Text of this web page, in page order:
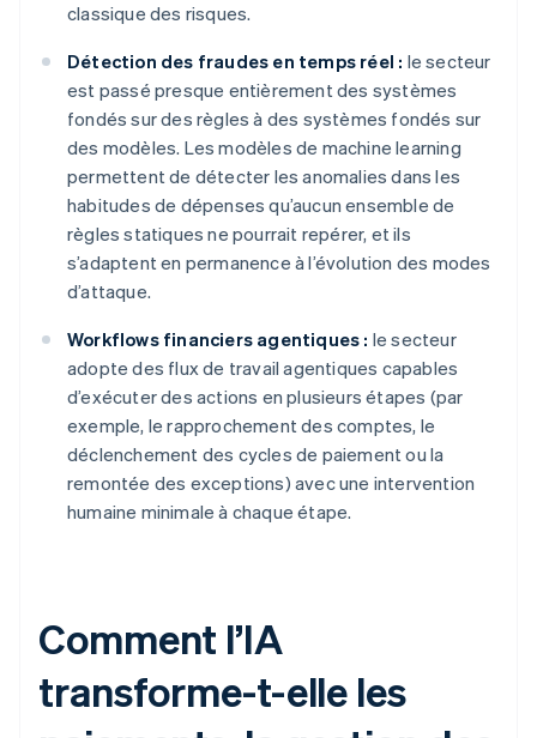
classique des risques.
Détection des fraudes en temps réel : le secteur
est passé presque entièrement des systèmes
fondés sur des règles à des systèmes fondés sur
des modèles. Les modèles de machine learning
permettent de détecter les anomalies dans les
habitudes de dépenses qu’aucun ensemble de
règles statiques ne pourrait repérer, et ils
s’adaptent en permanence à l’évolution des modes
d’attaque.
Workflows financiers agentiques : le secteur
adopte des flux de travail agentiques capables
d’exécuter des actions en plusieurs étapes (par
exemple, le rapprochement des comptes, le
déclenchement des cycles de paiement ou la
remontée des exceptions) avec une intervention
humaine minimale à chaque étape.
Comment l’IA
transforme-t-elle les